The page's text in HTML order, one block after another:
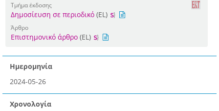
Τμήμα έκδοσης
Δημοσίευση σε περιοδικό (EL)
Άρθρο
Επιστημονικό άρθρο (EL)
Ημερομηνία
2024-05-26
Χρονολογία